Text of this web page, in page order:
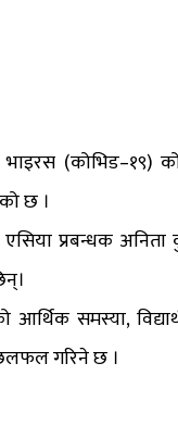
(कोभिड–१९)
छ ।
प्रबन्धक
आर्थिक समस्या,
गरिने छ ।